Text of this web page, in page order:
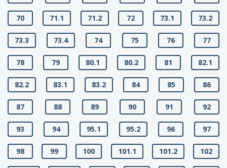
70 71.1 71.2 72 73.1 73.2
73.3 73.4 74 75 76 77
78 79 80.1 80.2 81 82.1
82.2 83.1 83.2 84 85 86
87 88 89 90 91 92
93 94 95.1 95.2 96 97
98 99 100 101.1 101.2 102